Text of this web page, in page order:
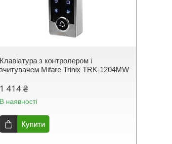
Клавіатура з контролером і
зчитувачем Mifare Trinix TRK-1204MW
1 414 ₴
В наявності
Купити